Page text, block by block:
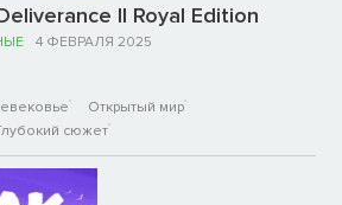
II Royal Edition
4 ФЕВРАЛЯ 2025
Открытый мир
сюжет